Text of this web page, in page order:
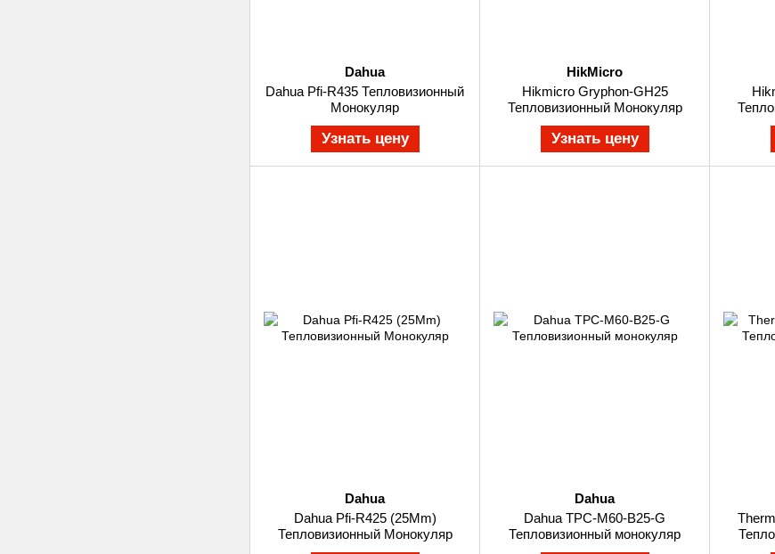
Dahua
Dahua Pfi-R435 Тепловизионный
Монокуляр
Узнать цену
HikMicro
Hikmicro Gryphon-GH25
Тепловизионный Монокуляр
Узнать цену
Dahua
Dahua Pfi-R425 (25Mm)
Тепловизионный Монокуляр
Dahua
Dahua TPC-M60-B25-G
Тепловизионный монокуляр